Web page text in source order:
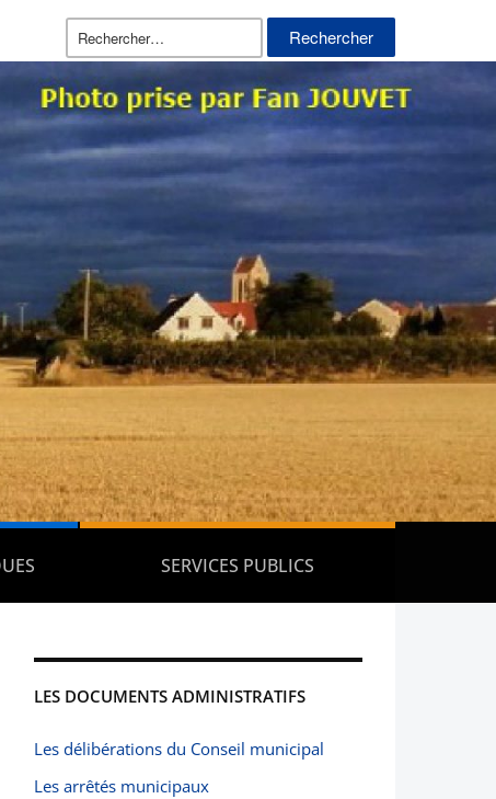
Rechercher :
SERVICES PUBLICS
LES DOCUMENTS ADMINISTRATIFS
Les délibérations du Conseil municipal
Les arrêtés municipaux